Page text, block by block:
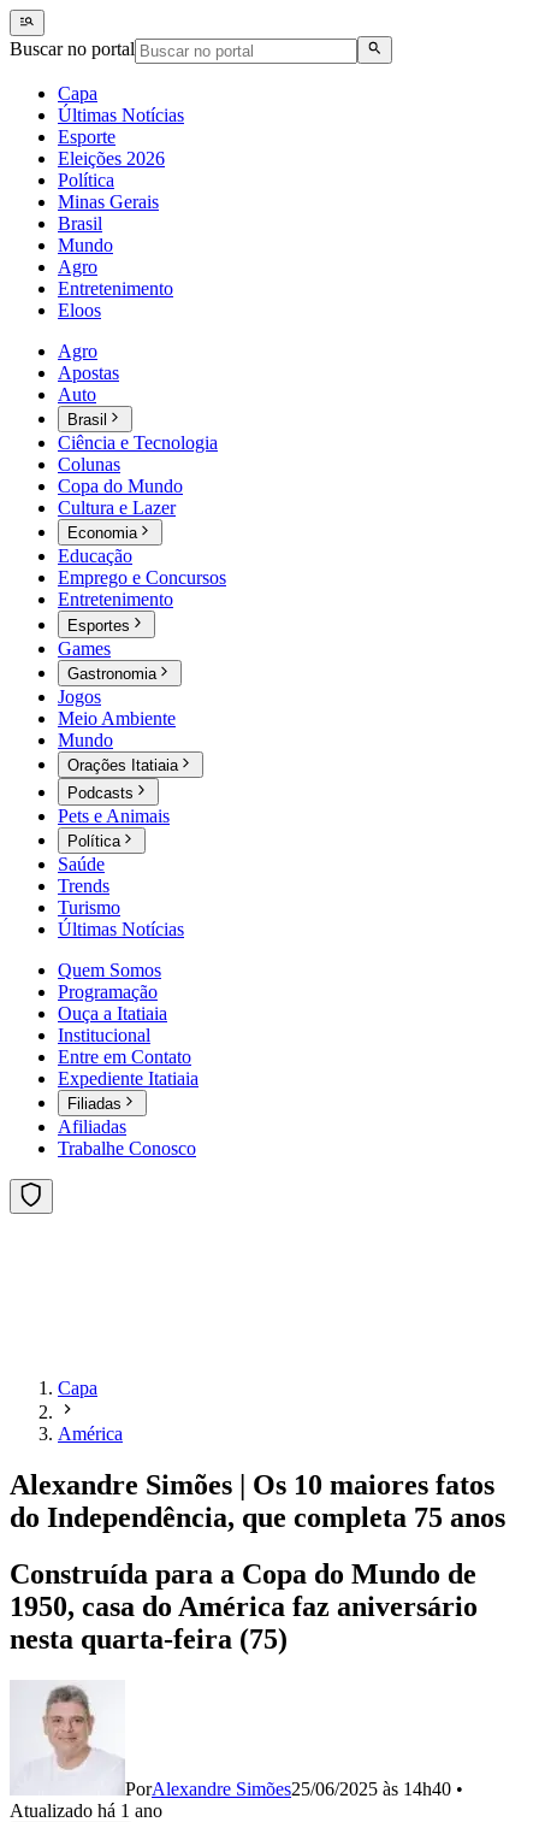
Buscar no portal
Capa
Últimas Notícias
Esporte
Eleições 2026
Política
Minas Gerais
Brasil
Mundo
Agro
Entretenimento
Eloos
Agro
Apostas
Auto
Brasil
Ciência e Tecnologia
Colunas
Copa do Mundo
Cultura e Lazer
Economia
Educação
Emprego e Concursos
Entretenimento
Esportes
Games
Gastronomia
Jogos
Meio Ambiente
Mundo
Orações Itatiaia
Podcasts
Pets e Animais
Política
Saúde
Trends
Turismo
Últimas Notícias
Quem Somos
Programação
Ouça a Itatiaia
Institucional
Entre em Contato
Expediente Itatiaia
Filiadas
Afiliadas
Trabalhe Conosco
Capa
América
Alexandre Simões | Os 10 maiores fatos
do Independência, que completa 75 anos
Construída para a Copa do Mundo de
1950, casa do América faz aniversário
nesta quarta-feira (75)
PorAlexandre Simões25/06/2025 às 14h40 •
Atualizado há 1 ano